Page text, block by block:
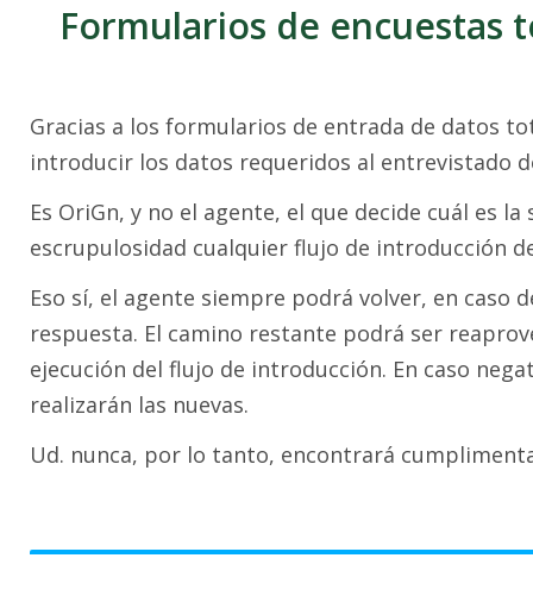
Formularios de
Gracias a los formularios de entrada de datos
introducir los datos requeridos al entrevistado
Es OriGn, y no el agente, el que decide cuál es
escrupulosidad cualquier flujo de introducción
Eso sí, el agente siempre podrá volver, en
respuesta. El camino restante podrá ser
ejecución del flujo de introducción. En caso
realizarán las nuevas.
Ud. nunca, por lo tanto, encontrará